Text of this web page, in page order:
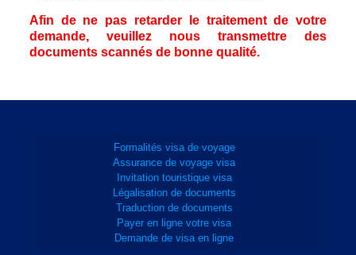
Afin de ne pas retarder le traitement de votre
demande, veuillez nous transmettre des
documents scannés de bonne qualité.
Formalités visa de voyage
Assurance de voyage visa
Invitation touristique visa
Légalisation de documents
Traduction de documents
Payer en ligne votre visa
Demande de visa en ligne